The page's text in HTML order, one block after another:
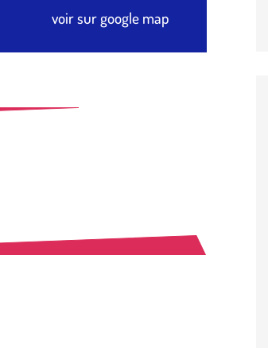
voir sur google map